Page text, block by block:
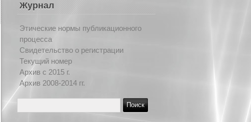
Журнал
Этические нормы публикационного
процесса
Свидетельство о регистрации
Текущий номер
Архив c 2015 г.
Архив 2008-2014 гг.